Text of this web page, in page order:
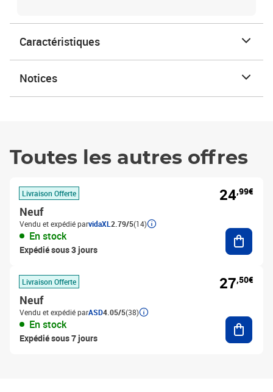
Caractéristiques
Notices
Toutes les autres offres
Livraison Offerte
Neuf
Vendu et expédié parvidaXL 2.79/5(14)
En stock
Expédié sous 3 jours
24,99€
Livraison Offerte
Neuf
Vendu et expédié parASD4.05/5(38)
En stock
Expédié sous 7 jours
27,50€